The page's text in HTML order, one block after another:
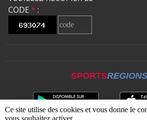
CODE * :
SPORTSREGIONS
Ce site utilise des cookies et vous donne le
vous souhaitez activer